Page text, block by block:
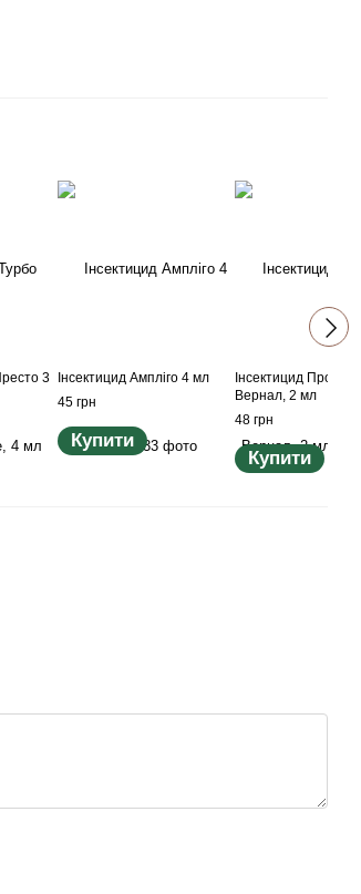
3 Інсектицид Ампліго 4 мл
45 грн
Купити
Інсектицид
Вернал, 2 мл
48 грн
Купити